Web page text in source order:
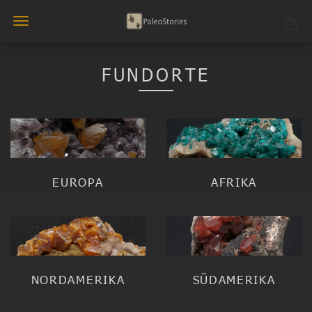
FUNDORTE
EUROPA AFRIKA
NORDAMERIKA SÜDAMERIKA